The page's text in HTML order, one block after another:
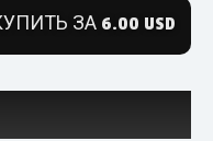
ЗА 6.00 USD